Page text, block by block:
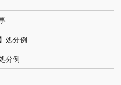
処分例
分例